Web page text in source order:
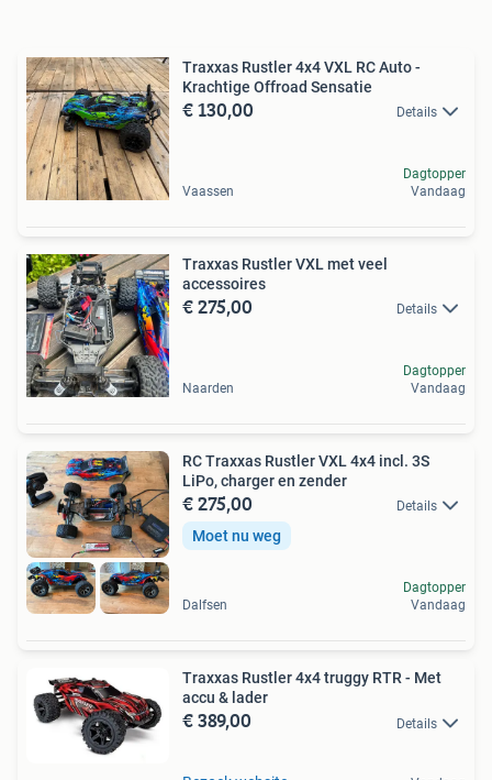
Traxxas Rustler 4x4 VXL RC Auto -
Krachtige Offroad Sensatie
€ 130,00 Details
Vaassen
Dagtopper
Vandaag
Traxxas Rustler VXL met veel
accessoires
€ 275,00 Details
Naarden
Dagtopper
Vandaag
RC Traxxas Rustler VXL 4x4 incl. 3S
LiPo, charger en zender
€ 275,00 Details
Moet nu weg
Dalfsen
Dagtopper
Vandaag
Traxxas Rustler 4x4 truggy RTR - Met
accu & lader
€ 389,00 Details